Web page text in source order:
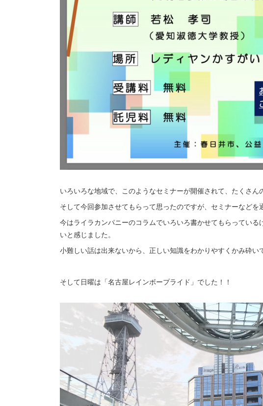
いろいろな地域で、このようなセミナーが開催されて、たくさ
そして今回参加させてもらって思ったのですが、セミナーなどを
今はライラカンパニーのコラムでいろいろ書かせてもらってい
いと感じました。
小難しい話は出来ないから、正しい知識をわかりやすくかみ砕い
そして日曜は「名古屋レインボープライド」でした！！